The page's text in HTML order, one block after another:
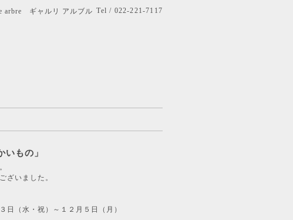
arbre ギャルリ アルブル Tel / 022-221-7117
いもの」
ざいました。
日（水・祝）～１２月５日（月）